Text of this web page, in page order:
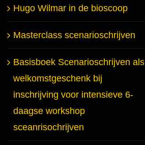
Hugo Wilmar in de bioscoop
Masterclass scenarioschrijven
Basisboek Scenarioschrijven als
welkomstgeschenk bij
inschrijving voor intensieve 6-
daagse workshop
sceanrisochrijven